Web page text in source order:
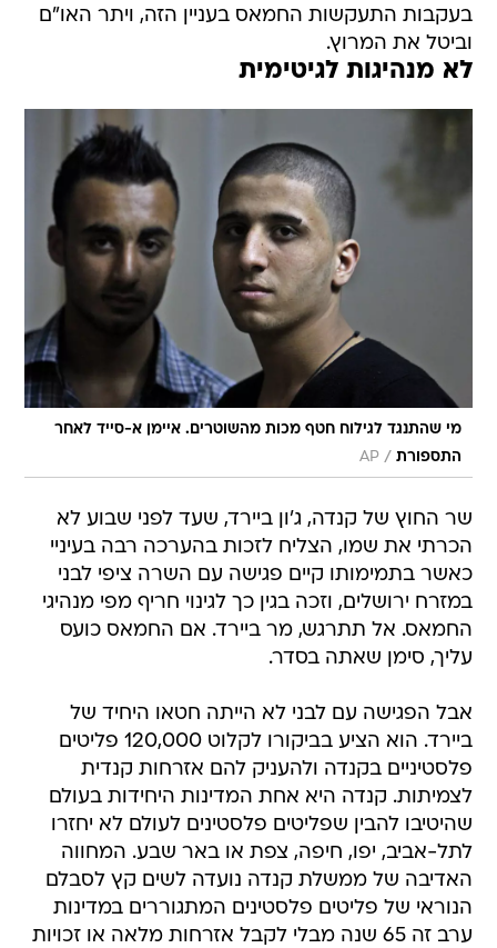
בעקבות התעקשות החמאס בעניין הזה, ויתר האו"ם
וביטל את המרוץ.
לא מנהיגות לגיטימית
מי שהתנגד לגילוח חטף מכות מהשוטרים. איימן א-סייד לאחר
התספורת /
AP
שר החוץ של קנדה, ג'ון ביירד, שעד לפני שבוע לא
הכרתי את שמו, הצליח לזכות בהערכה רבה בעיניי
כאשר בתמימותו קיים פגישה עם השרה ציפי לבני
במזרח ירושלים, וזכה בגין כך לגינוי חריף מפי מנהיגי
החמאס. אל תתרגש, מר ביירד. אם החמאס כועס
עליך, סימן שאתה בסדר.
אבל הפגישה עם לבני לא הייתה חטאו היחיד של
ביירד. הוא הציע בביקורו לקלוט 120,000 פליטים
פלסטיניים בקנדה ולהעניק להם אזרחות קנדית
לצמיתות. קנדה היא אחת המדינות היחידות בעולם
שהיטיבו להבין שפליטים פלסטינים לעולם לא יחזרו
לתל-אביב, יפו, חיפה, צפת או באר שבע. המחווה
האדיבה של ממשלת קנדה נועדה לשים קץ לסבלם
הנוראי של פליטים פלסטינים המתגוררים במדינות
ערב זה 65 שנה מבלי לקבל אזרחות מלאה או זכויות